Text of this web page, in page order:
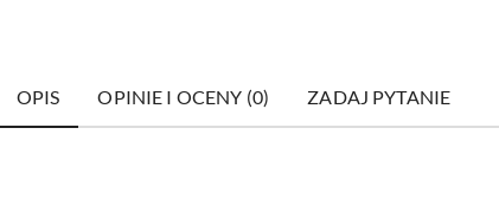
OPIS OPINIE I OCENY (0) ZADAJ PYTANIE